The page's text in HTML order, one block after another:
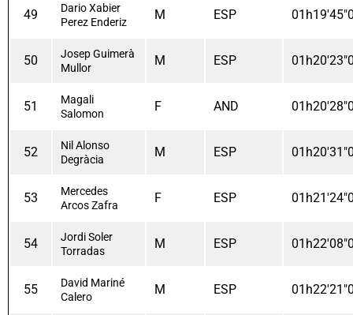
49
Dario Xabier
Perez Enderiz
M ESP
50
Josep Guimerà
Mullor
M ESP
51
Magali
Salomon
F AND
52
Nil Alonso
Degràcia
M ESP
53
Mercedes
Arcos Zafra
F ESP
54
Jordi Soler
Torradas
M ESP
55
David Mariné
Calero
M ESP